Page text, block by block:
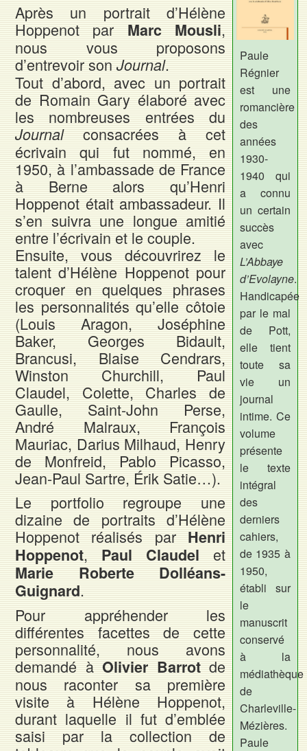
Après un portrait d’Hélène
Hoppenot par Marc Mousli,
nous vous proposons
d’entrevoir son Journal.
Tout d’abord, avec un portrait
de Romain Gary élaboré avec
les nombreuses entrées du
Journalconsacrées à cet
écrivain qui fut nommé, en
1950, à l’ambassade de France
à Berne alors qu’Henri
Hoppenot était ambassadeur. Il
s’en suivra une longue amitié
entre l’écrivain et le couple.
Ensuite, vous découvrirez le
talent d’Hélène Hoppenot pour
croquer en quelques phrases
les personnalités qu’elle côtoie
(Louis Aragon, Joséphine
Baker, Georges Bidault,
Brancusi, Blaise Cendrars,
Winston Churchill, Paul
Claudel, Colette, Charles de
Gaulle, Saint-John Perse,
André Malraux, François
Mauriac, Darius Milhaud, Henry
de Monfreid, Pablo Picasso,
Jean-Paul Sartre, Érik Satie…).
Le portfolio regroupe une
dizaine de portraits d’Hélène
Hoppenot réalisés par Henri
Hoppenot, Paul Claudel et
Marie Roberte Dolléans-
Guignard.
Pour appréhender les
différentes facettes de cette
personnalité, nous avons
demandé à Olivier Barrotde
nous raconter sa première
visite à Hélène Hoppenot,
durant laquelle il fut d’emblée
saisi par la collection de
Paule
Régnier
est une
romancière
des
années
1930-
1940 qui
a connu
un certain
succès
avec
L’Abbaye
d’Evolayne.
Handicapée
par le mal
de Pott,
elle tient
toute sa
vie un
journal
intime. Ce
volume
présente
le texte
intégral
des
derniers
cahiers,
de 1935 à
1950,
établi sur
le
manuscrit
conservé
à la
médiathèque
de
Charleville-
Mézières.
Paule